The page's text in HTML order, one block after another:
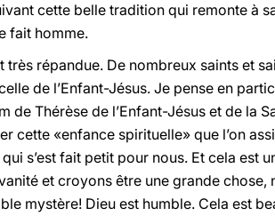
cette belle tradition qui remonte à
fait homme.
très répandue. De nombreux saints et
de l’Enfant-Jésus. Je pense en
de Thérèse de l’Enfant-Jésus et de la
cette «enfance spirituelle» que l’on
s’est fait petit pour nous. Et cela est
et croyons être une grande chose,
mystère! Dieu est humble. Cela est